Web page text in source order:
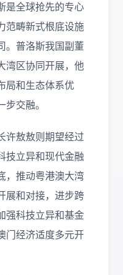
是全球抢先的专心
范畴新式根底设施
。普洛斯我国副董
湾区协同开展，他
局和生态体系优
交融。
许敖敖则期望经过
技立异和现代金融
，推动粤港澳大湾
展和对接，进步跨
强科技立异和基金
门经济适度多元开